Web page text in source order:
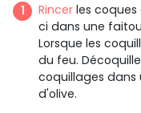
Rincer les
ci dans une
Lorsque les
du feu.
coquillages dans
d'olive.